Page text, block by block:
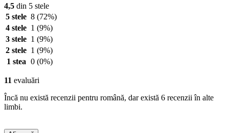
4,5 din 5 stele
5 stele 8 (72%)
4 stele 1 (9%)
3 stele 1 (9%)
2 stele 1 (9%)
1 stea 0 (0%)
11 evaluări
Încă nu există recenzii pentru română, dar există 6 recenzii în alte
limbi.